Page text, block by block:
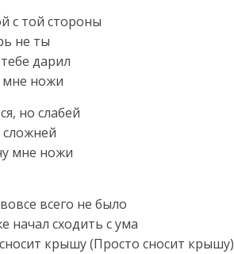
с той стороны
не ты
дарил
мне ножи
но слабей
сложней
мне ножи
всего не было
начал сходить с ума
крышу (Просто сносит крышу)